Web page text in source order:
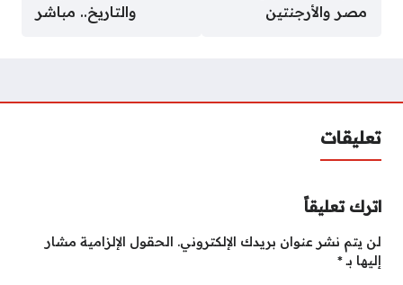
مصر والأرجنتين
والتاريخ.. مباشر
تعليقات
اترك تعليقاً
لن يتم نشر عنوان بريدك الإلكتروني. الحقول الإلزامية مشار
إليها بـ*